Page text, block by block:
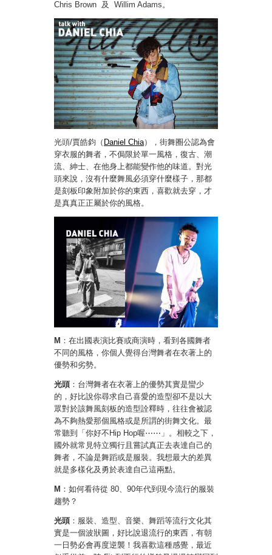
Chris Brown 及 Willim Adams。
光頭/賈皓鈞（ Daniel Chia），街舞圈公認為會
穿衣服的舞者，不侷限於單一風格，復古、潮
流、紳士、在他身上都能變作他的味道。對光
頭來說，沒有什麼舞風必須穿什麼樣子，那都
是刻板印象附加於你的東西，喜歡就去穿，才
是真真正正屬於你的風格。
M ：在出國表演比賽或商演時，看到各國舞者
不同的風格，你個人覺得台灣舞者在衣著上的
優勢和劣勢。
光頭 ：台灣舞者在衣著上的優勢其實是蠻少
的，好比說你尋求自己喜愛的造型卻不是以大
眾對於該舞風刻板的造型詮釋時，往往會被認
為不夠熱愛那個風格或是所謂的街舞文化。最
常聽到「你好不Hip Hop喔⋯⋯」。相較之下，
國外就常見特立獨行且嘗試真正去表達自己的
舞者，不論是舞蹈或是服裝。我想最大的差異
就是多樣化及勇於表達自己這兩點。
M ：如何看待從 80、90年代到現今流行的服裝
趨勢？
光頭 ：服裝、造型、音樂、舞蹈等流行文化其
實是一個波狀圖，好比說退流行的東西，有朝
一日勢必會再度逆襲！我喜歡這種感覺，最近